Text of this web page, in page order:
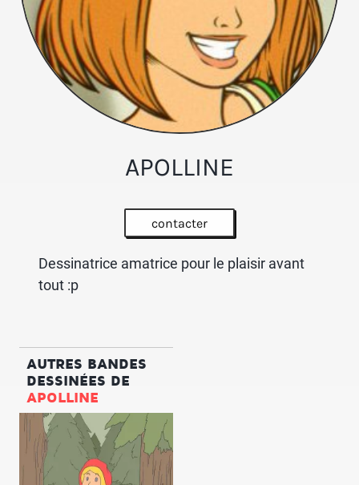
APOLLINE
contacter
Dessinatrice amatrice pour le plaisir avant
tout :p
AUTRES BANDES
DESSINÉES DE
APOLLINE